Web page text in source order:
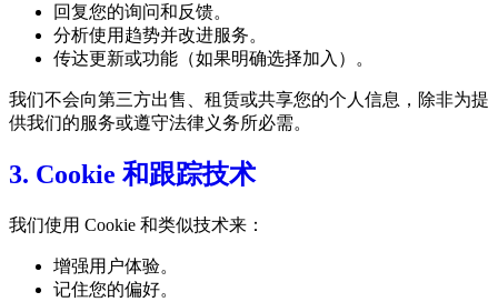
回复您的询问和反馈。
分析使用趋势并改进服务。
传达更新或功能（如果明确选择加入）。
我们不会向第三方出售、租赁或共享您的个人信息，除非为提
供我们的服务或遵守法律义务所必需。
3. Cookie 和跟踪技术
我们使用 Cookie 和类似技术来：
增强用户体验。
记住您的偏好。